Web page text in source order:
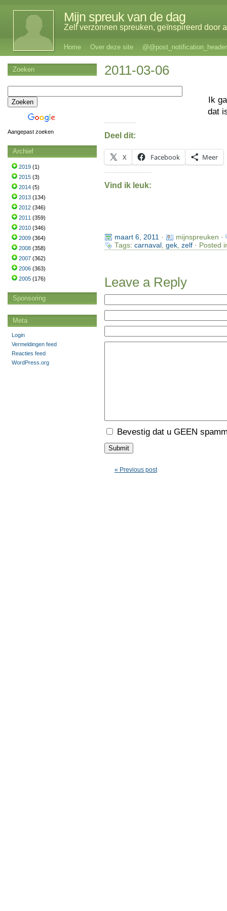
Mijn spreuk van de dag
Zelf verzonnen spreuken, geïnspireerd door
Home Over deze site @@post_notification_header
2011-03-06
Ik
dat
Deel dit:
X Facebook Meer
Vind ik leuk:
maart 6, 2011 ·
mijnspreuken ·
Tags: carnaval gek, zelf· Posted
Leave a Reply
Bevestig dat u GEEN
« Previous post
Zoeken
Aangepast zoeken
Archief
2019 (1)
2015 (3)
2014 (5)
2013 (134)
2012 (346)
2011 (359)
2010 (346)
2009 (364)
2008 (358)
2007 (362)
2006 (363)
2005 (176)
Sponsoring
Meta
Login
Vermeldingen feed
Reacties feed
WordPress.org